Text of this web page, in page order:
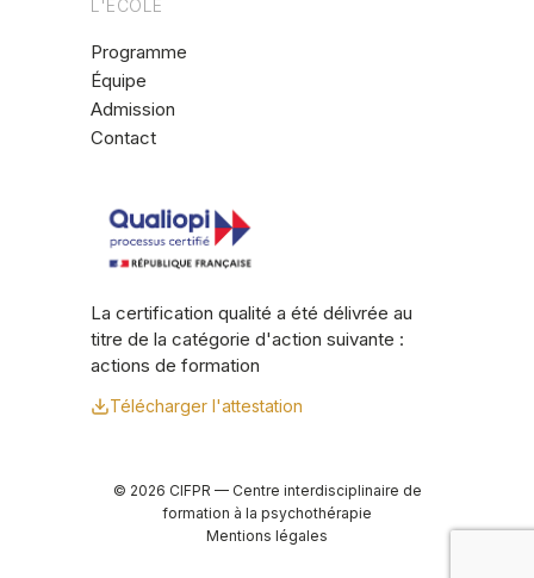
L'ÉCOLE
Programme
Équipe
Admission
Contact
La certification qualité a été délivrée au
titre de la catégorie d'action suivante :
actions de formation
Télécharger l'attestation
© 2026 CIFPR — Centre interdisciplinaire de
formation à la psychothérapie
Mentions légales